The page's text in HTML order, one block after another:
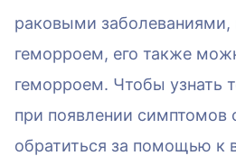
раковыми заболеваниями,
геморроем, его также
геморроем. Чтобы узнать
при появлении симптомов
обратиться за помощью к